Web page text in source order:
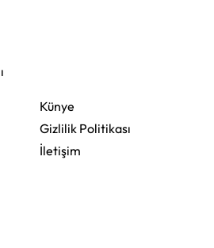
Künye
Gizlilik Politikası
İletişim